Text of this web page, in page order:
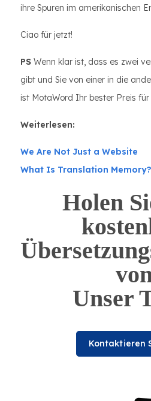
ihre Spuren im amerikanischen
Ciao für jetzt!
PS Wenn klar ist, dass es zwei
gibt und Sie von einer in die
ist MotaWord Ihr bester Preis
Weiterlesen:
We Are Not Just a Website
What Is Translation
Holen
Unser
Kontaktieren